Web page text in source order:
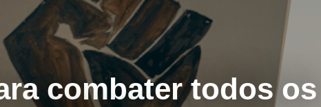
combater todos os